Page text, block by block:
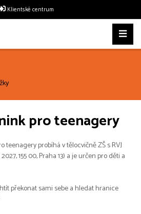
Klientské centrum
pro teenagery
teenagery probíhá v tělocvičně ZŠ s RVJ
155 00, Praha 13) a je určen pro děti a
překonat sami sebe a hledat hranice